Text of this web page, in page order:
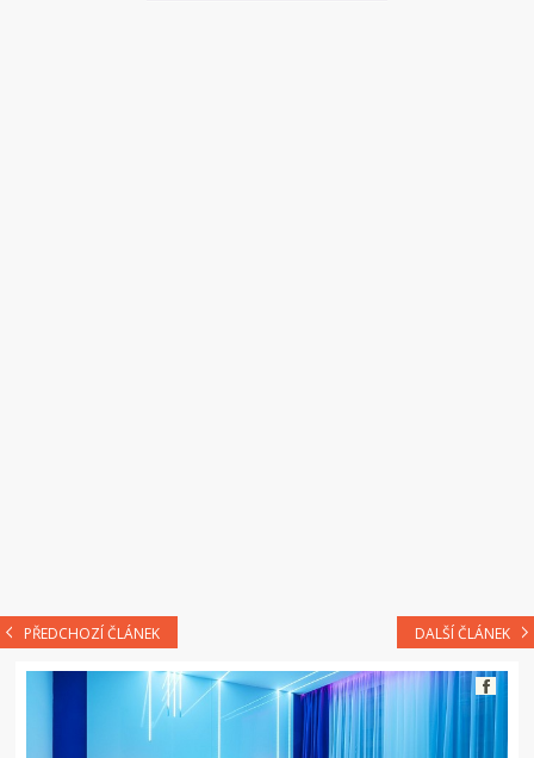
PŘEDCHOZÍ ČLÁNEK DALŠÍ ČLÁNEK